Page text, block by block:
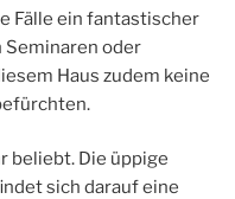
Fälle ein fantastischer
Seminaren oder
Haus zudem keine
beliebt. Die üppige
sich darauf eine